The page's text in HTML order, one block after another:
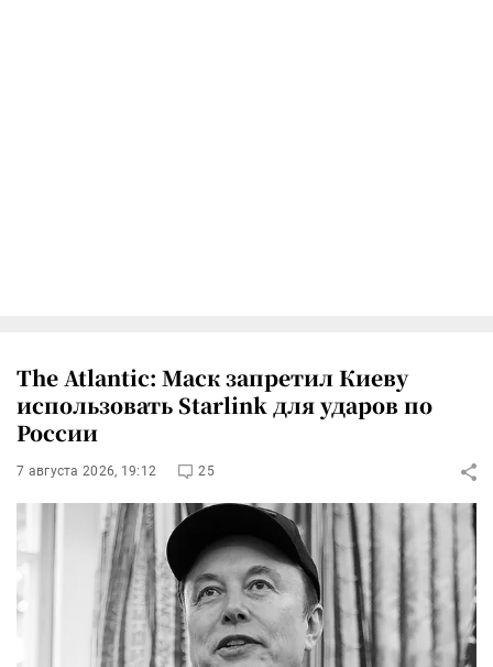
The Atlantic: Маск запретил Киеву
использовать Starlink для ударов по
России
7 августа 2026, 19:12 25